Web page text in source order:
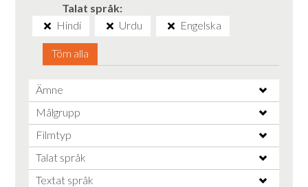
Talat språk
Hindi
Urdu Engelska
Töm alla
Ämne
Målgrupp
Filmtyp
Talat språk
Textat språk